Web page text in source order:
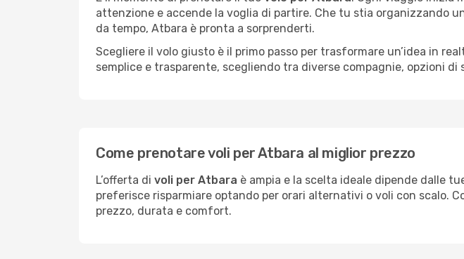
attenzione e accende la voglia di partire. Che tu stia organizzando
da tempo, Atbara è pronta a sorprenderti.
Scegliere il volo giusto è il primo passo per trasformare un’idea in
semplice e trasparente, scegliendo tra diverse compagnie, opzioni
Come prenotare voli per Atbara al miglior prezzo
L’offerta di voli per Atbara è ampia e la scelta ideale dipende dalle
preferisce risparmiare optando per orari alternativi o voli con scalo.
prezzo, durata e comfort.